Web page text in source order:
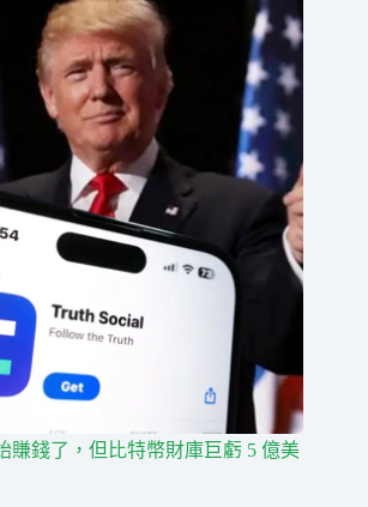
賺錢了，但比特幣財庫巨虧 5 億美